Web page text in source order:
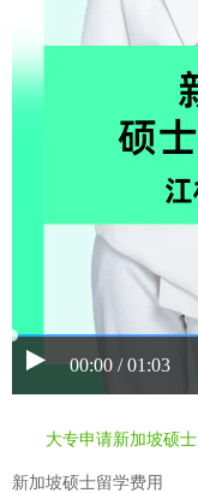
00:00 / 01:03
大专申请新加坡硕士
新加坡硕士留学费用